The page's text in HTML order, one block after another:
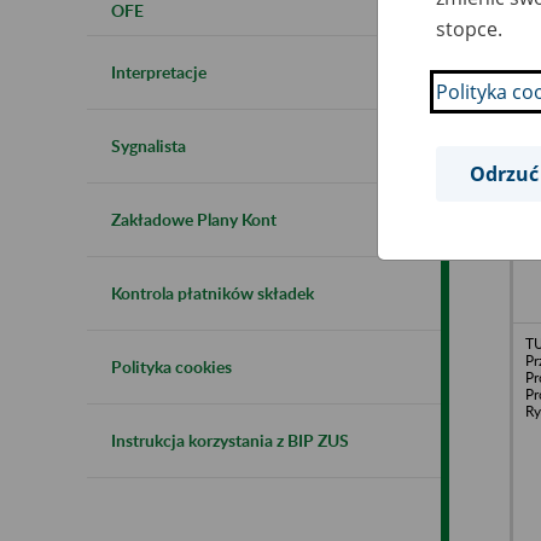
OFE
Interpretacje
Sygnalista
Zakładowe Plany Kont
Kontrola płatników składek
Polityka cookies
Instrukcja korzystania z BIP ZUS
stopce.
Polityka